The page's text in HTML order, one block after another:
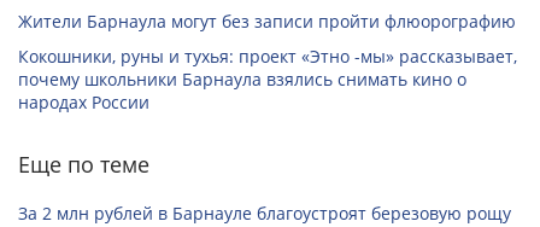
Жители Барнаула могут без записи пройти флюорографию
Кокошники, руны и тухья: проект «Этно -мы» рассказывает,
почему школьники Барнаула взялись снимать кино о
народах России
Еще по теме
За 2 млн рублей в Барнауле благоустроят березовую рощу